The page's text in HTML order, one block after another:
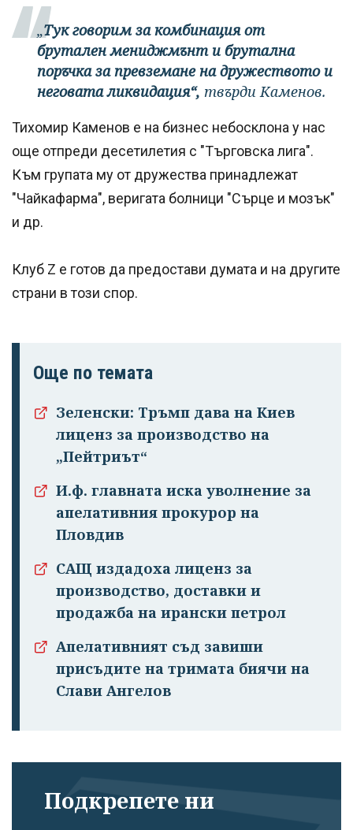
„Тук говорим за комбинация от
брутален мениджмънт и брутална
поръчка за превземане на дружеството и
неговата ликвидация“, твърди Каменов.
Тихомир Каменов е на бизнес небосклона у нас
още отпреди десетилетия с "Търговска лига".
Към групата му от дружества принадлежат
"Чайкафарма", веригата болници "Сърце и мозък"
и др.
Клуб Z е готов да предостави думата и на другите
страни в този спор.
Още по темата
Зеленски: Тръмп дава на Киев
лиценз за производство на
„Пейтриът“
И.ф. главната иска уволнение за
апелативния прокурор на
Пловдив
САЩ издадоха лиценз за
производство, доставки и
продажба на ирански петрол
Апелативният съд завиши
присъдите на тримата биячи на
Слави Ангелов
Подкрепете ни